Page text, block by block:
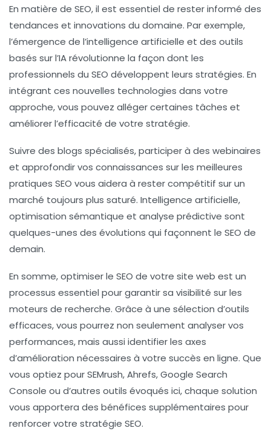
En matière de SEO, il est essentiel de rester informé des
tendances et innovations du domaine. Par exemple,
l’émergence de l’intelligence artificielle et des outils
basés sur l’IA révolutionne la façon dont les
professionnels du SEO développent leurs stratégies. En
intégrant ces nouvelles technologies dans votre
approche, vous pouvez alléger certaines tâches et
améliorer l’efficacité de votre stratégie.
Suivre des blogs spécialisés, participer à des webinaires
et approfondir vos connaissances sur les meilleures
pratiques SEO vous aidera à rester compétitif sur un
marché toujours plus saturé. Intelligence artificielle,
optimisation sémantique et analyse prédictive sont
quelques-unes des évolutions qui façonnent le SEO de
demain.
En somme, optimiser le SEO de votre site web est un
processus essentiel pour garantir sa visibilité sur les
moteurs de recherche. Grâce à une sélection d’outils
efficaces, vous pourrez non seulement analyser vos
performances, mais aussi identifier les axes
d’amélioration nécessaires à votre succès en ligne. Que
vous optiez pour SEMrush, Ahrefs, Google Search
Console ou d’autres outils évoqués ici, chaque solution
vous apportera des bénéfices supplémentaires pour
renforcer votre stratégie SEO.